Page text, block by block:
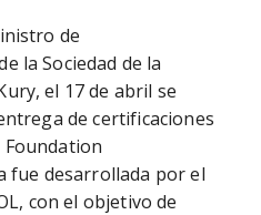
de
la Sociedad de la
el 17 de abril se
de certificaciones
fue desarrollada por el
con el objetivo de